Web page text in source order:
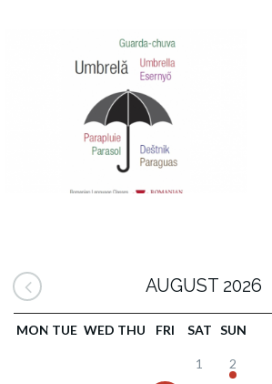
AUGUST 2026
MON TUE WED THU FRI SAT SUN
1 2